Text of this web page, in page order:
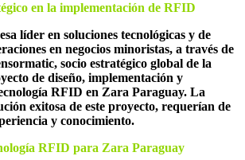
égico en la implementación de RFID
líder en soluciones tecnológicas y de
en negocios minoristas, a través de
socio estratégico global de la
de diseño, implementación y
RFID en Zara Paraguay. La
exitosa de este proyecto, requerían de
y conocimiento.
RFID para Zara Paraguay